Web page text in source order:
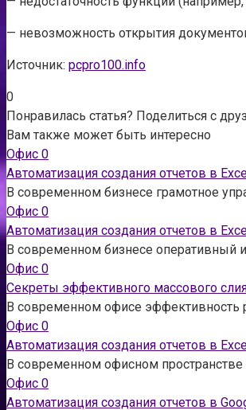
— невозможность открытия
Источник: pcpro100.info
0
Понравилась статья? Поделиться с
Вам также может быть интересно
Офис 0
Автоматизация создания отчетов в
В современном бизнесе грамотное
Офис 0
Автоматизация создания отчетов в
В современном бизнесе оперативный
Офис 0
Секреты эффективного массового
В современном офисе эффективность
Офис 0
Автоматизация создания отчетов в
В современном офисном
Офис 0
Автоматизация создания отчетов в